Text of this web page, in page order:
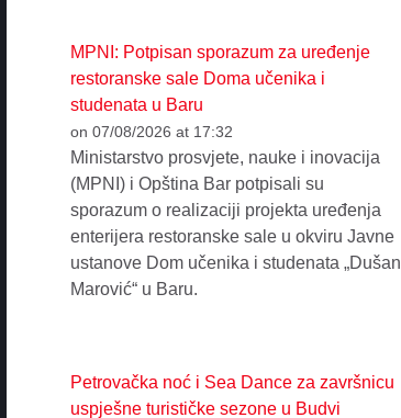
MPNI: Potpisan sporazum za uređenje
restoranske sale Doma učenika i
studenata u Baru
on 07/08/2026 at 17:32
Ministarstvo prosvjete, nauke i inovacija
(MPNI) i Opština Bar potpisali su
sporazum o realizaciji projekta uređenja
enterijera restoranske sale u okviru Javne
ustanove Dom učenika i studenata „Dušan
Marović“ u Baru.
Petrovačka noć i Sea Dance za završnicu
uspješne turističke sezone u Budvi